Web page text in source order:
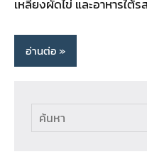
เหลียงผัดไข่ และอาหารใต้
อ่านต่อ